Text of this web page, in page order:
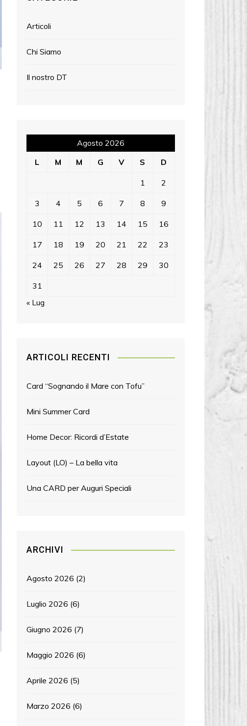
Articoli
Chi Siamo
Il nostro DT
Agosto 2026
L
M M G V S D
1 2
3 4 5 6 7 8 9
10 11 12 13 14 15 16
17 18 19 20 21 22 23
24 25 26 27 28 29 30
31
« Lug
ARTICOLI RECENTI
Card “Sognando il Mare con Tofu”
Mini Summer Card
Home Decor: Ricordi d’Estate
Layout (LO) – La bella vita
Una CARD per Auguri Speciali
ARCHIVI
Agosto 2026 (2)
Luglio 2026 (6)
Giugno 2026 (7)
Maggio 2026 (6)
Aprile 2026 (5)
Marzo 2026 (6)